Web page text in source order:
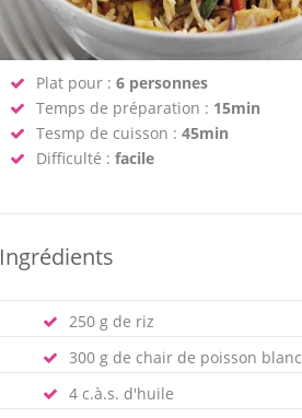
Plat pour : 6 personnes
Temps de préparation : 15min
Tesmp de cuisson : 45min
Difficulté : facile
Ingrédients
250 g de riz
300 g de chair de poisson blanc
4 c.à.s. d'huile